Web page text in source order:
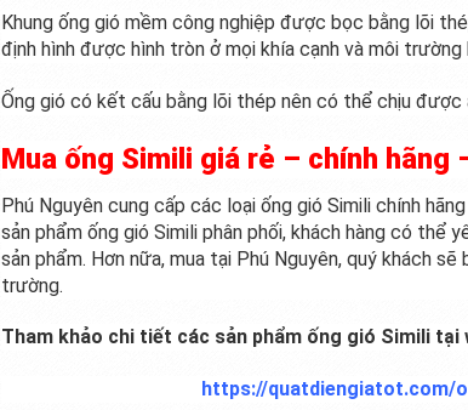
Khung ống gió mềm công nghiệp được bọc bằng lõi
định hình được hình tròn ở mọi khía cạnh và môi trường
Ống gió có kết cấu bằng lõi thép nên có thể chịu được
Mua ống Simili giá rẻ – chính
Phú Nguyên cung cấp các loại ống gió Simili chính
sản phẩm ống gió Simili phân phối, khách hàng có thể
sản phẩm. Hơn nữa, mua tại Phú Nguyên, quý khách
trường.
Tham khảo chi tiết các sản phẩm ống gió Simili tại
https://quatdiengiatot.com/